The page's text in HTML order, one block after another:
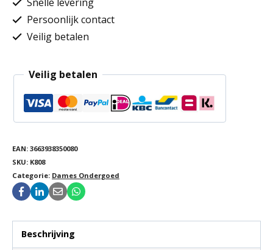
Persoonlijk contact
Veilig betalen
Veilig betalen
EAN: 3663938350080
SKU: K808
Categorie: Dames Ondergoed
Beschrijving